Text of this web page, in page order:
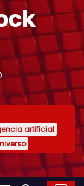
artificial